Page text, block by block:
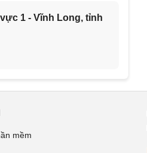
1 - Vĩnh Long, tỉnh
mềm